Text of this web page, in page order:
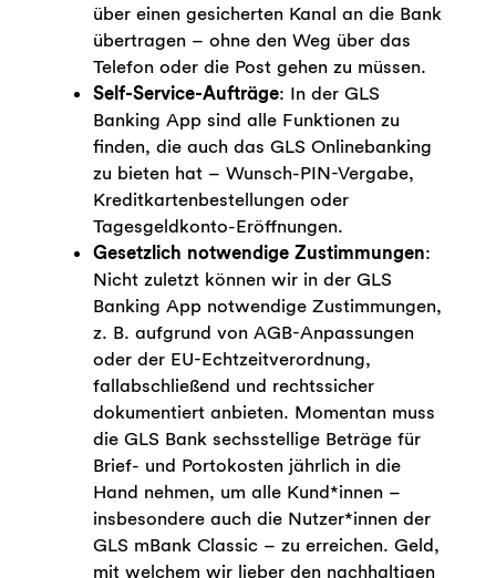
über einen gesicherten Kanal an die Bank
übertragen – ohne den Weg über das
Telefon oder die Post gehen zu müssen.
Self-Service-Aufträge: In der GLS
Banking App sind alle Funktionen zu
finden, die auch das GLS Onlinebanking
zu bieten hat – Wunsch-PIN-Vergabe,
Kreditkartenbestellungen oder
Tagesgeldkonto-Eröffnungen.
Gesetzlich notwendige Zustimmungen:
Nicht zuletzt können wir in der GLS
Banking App notwendige Zustimmungen,
z. B. aufgrund von AGB-Anpassungen
oder der EU-Echtzeitverordnung,
fallabschließend und rechtssicher
dokumentiert anbieten. Momentan muss
die GLS Bank sechsstellige Beträge für
Brief- und Portokosten jährlich in die
Hand nehmen, um alle Kund*innen –
insbesondere auch die Nutzer*innen der
GLS mBank Classic – zu erreichen. Geld,
mit welchem wir lieber den nachhaltigen